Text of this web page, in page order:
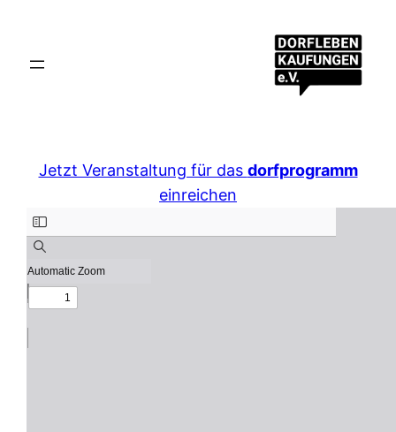
Jetzt Veranstaltung für das dorfprogramm
einreichen